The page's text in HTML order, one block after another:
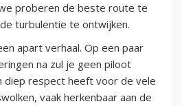
proberen de beste route te
turbulentie te ontwijken.
apart verhaal. Op een paar
na zul je geen piloot
diep respect heeft voor de vele
vaak herkenbaar aan de